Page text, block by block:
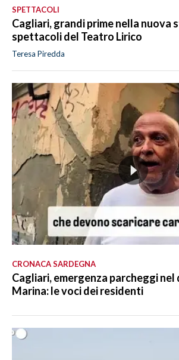
SPETTACOLI
Cagliari, grandi prime nella nuova
spettacoli del Teatro Lirico
Teresa Piredda
CRONACA SARDEGNA
Cagliari, emergenza parcheggi
Marina: le voci dei residenti